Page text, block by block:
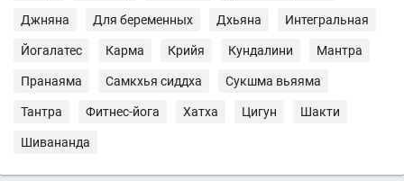
Джняна Для беременных Дхьяна Интегральная
Йогалатес Карма Крийя Кундалини Мантра
Пранаяма Самкхья сиддха Сукшма вьяяма
Тантра Фитнес-йога Хатха Цигун Шакти
Шивананда